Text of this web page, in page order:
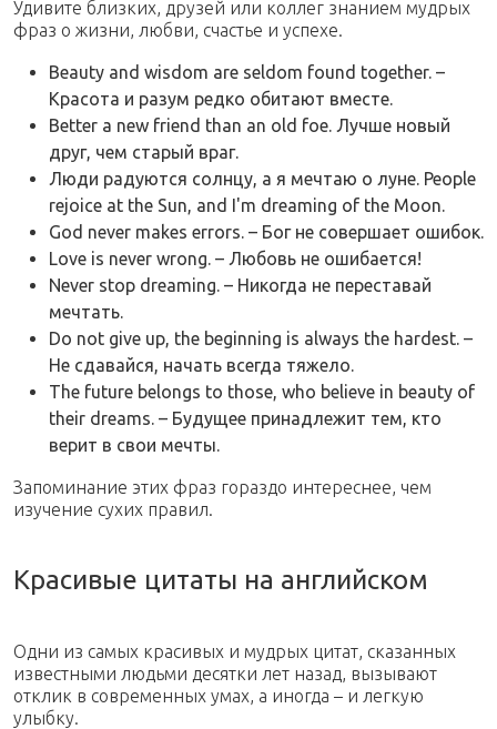
Удивите близких, друзей или коллег знанием мудрых
фраз о жизни, любви, счастье и успехе.
Beauty and wisdom are seldom found together. –
Красота и разум редко обитают вместе.
Better a new friend than an old foe. Лучше новый
друг, чем старый враг.
Люди радуются солнцу, а я мечтаю о луне. People
rejoice at the Sun, and I'm dreaming of the Moon.
God never makes errors. – Бог не совершает ошибок.
Love is never wrong. – Любовь не ошибается!
Never stop dreaming. – Никогда не переставай
мечтать.
Do not give up, the beginning is always the hardest. –
Не сдавайся, начать всегда тяжело.
The future belongs to those, who believe in beauty of
their dreams. – Будущее принадлежит тем, кто
верит в свои мечты.
Запоминание этих фраз гораздо интереснее, чем
изучение сухих правил.
Красивые цитаты на английском
Одни из самых красивых и мудрых цитат, сказанных
известными людьми десятки лет назад, вызывают
отклик в современных умах, а иногда – и легкую
улыбку.